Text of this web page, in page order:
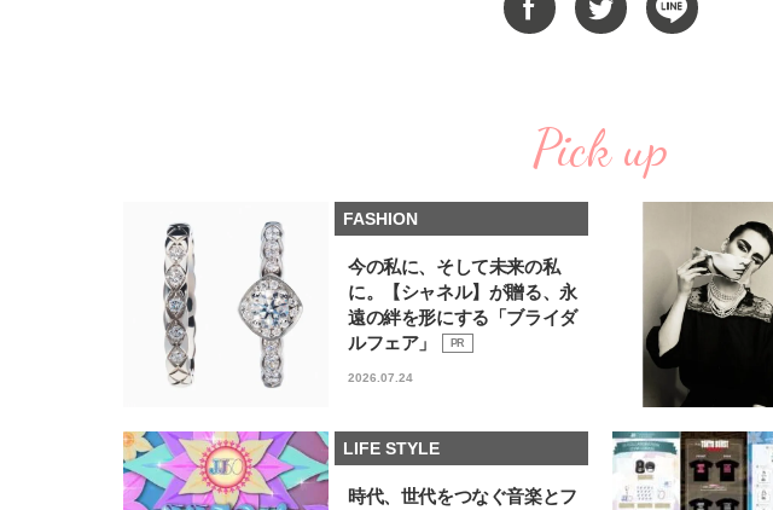
Pick up
FASHION
今の私に、そして未来の私
に。【シャネル】が贈る、永
遠の絆を形にする「ブライダ
ルフェア」
PR
2026.07.24
LIFE STYLE
時代、世代をつなぐ音楽とフ
ューティ＆ファッション夏の必需
品〉
【注目アーティストRainy。っ
て？】忙しい日でも欠かせない、
朝と夜のケアでつくられる透明感
【J’s Picks】J-GIRL早坂萌香の
徹底した日焼けケア！ でも、いち
ばん大切なのは…〈ビューティ＆
ファッション夏の必需品〉
は“汗と暑さ”に悩める仕事終わり
もスマートに〈ビューティ＆ファ
ッション夏の必需品〉